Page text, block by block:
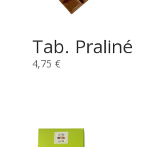
Tab. Praliné
4,75 €